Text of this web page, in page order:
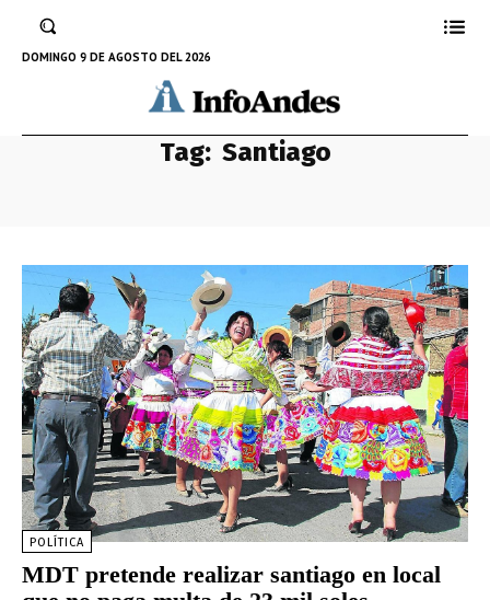
DOMINGO 9 DE AGOSTO DEL 2026
Tag: Santiago
POLÍTICA
MDT pretende realizar santiago en local